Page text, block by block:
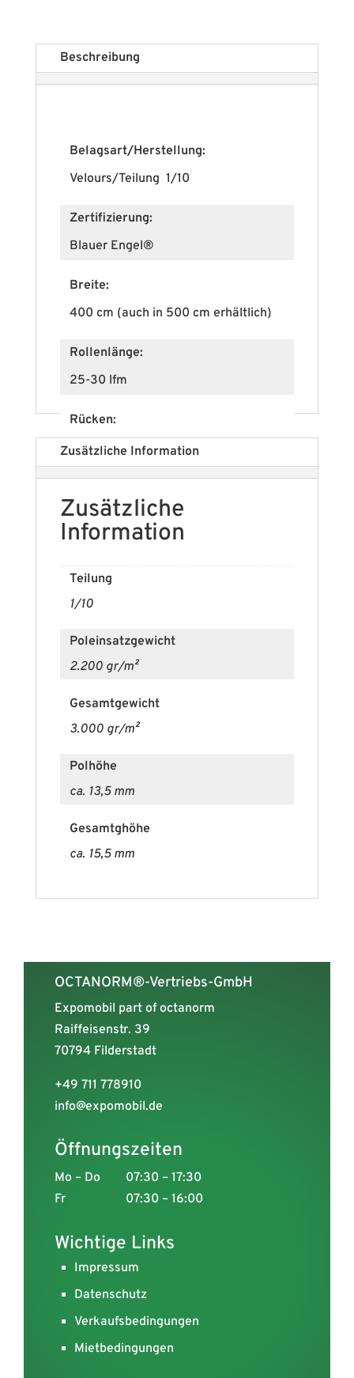
Beschreibung
Belagsart/Herstellung:
Velours/Teilung 1/10
Zertifizierung:
Blauer Engel®
Breite:
400 cm (auch in 500 cm erhältlich)
Rollenlänge:
25-30 lfm
Rücken:
Textilrücken
Cfl-s1
100% PES
ja
Zusätzliche Information
Zusätzliche
Information
Teilung
1/10
Poleinsatzgewicht
2.200 gr/m²
Gesamtgewicht
3.000 gr/m²
Polhöhe
ca. 13,5 mm
Gesamtghöhe
ca. 15,5 mm
OCTANORM®-Vertriebs-GmbH
Expomobil part of octanorm
Raiffeisenstr. 39
70794 Filderstadt
+49 711 778910
info@expomobil.de
Öffnungszeiten
Mo – Do
07:30 – 17:30
Fr
07:30 – 16:00
Wichtige Links
Impressum
Datenschutz
Verkaufsbedingungen
Mietbedingungen